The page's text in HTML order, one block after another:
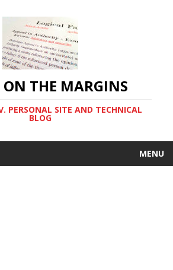
ON THE MARGINS
PERSONAL SITE AND TECHNICAL
BLOG
MENU